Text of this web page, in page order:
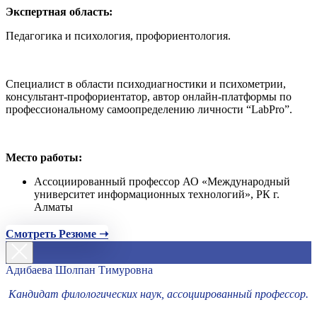
Экспертная область:
Педагогика и психология, профориентология.
Специалист в области психодиагностики и психометрии,
консультант-профориентатор, автор онлайн-платформы по
профессиональному самоопределению личности “LabPro”.
Место работы:
Ассоциированный профессор АО «Международный
университет информационных технологий», РК г.
Алматы
Смотреть Резюме ➝
Адибаева Шолпан Тимуровна
Кандидат филологических наук, ассоциированный профессор.